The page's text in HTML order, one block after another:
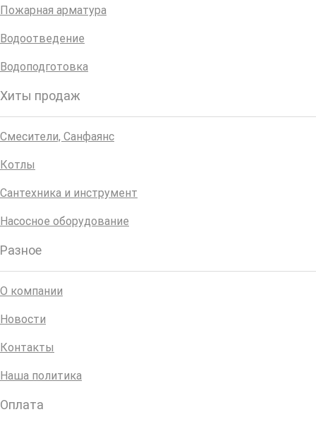
Пожарная арматура
Водоотведение
Водоподготовка
Хиты продаж
Смесители, Санфаянс
Котлы
Сантехника и инструмент
Насосное оборудование
Разное
О компании
Новости
Контакты
Наша политика
Оплата